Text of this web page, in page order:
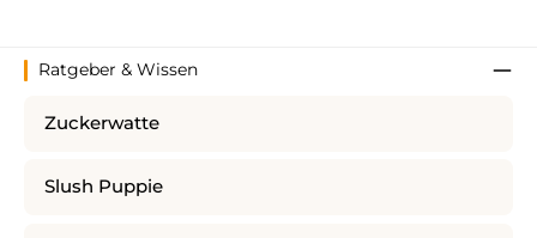
Ratgeber & Wissen
Zuckerwatte
Slush Puppie